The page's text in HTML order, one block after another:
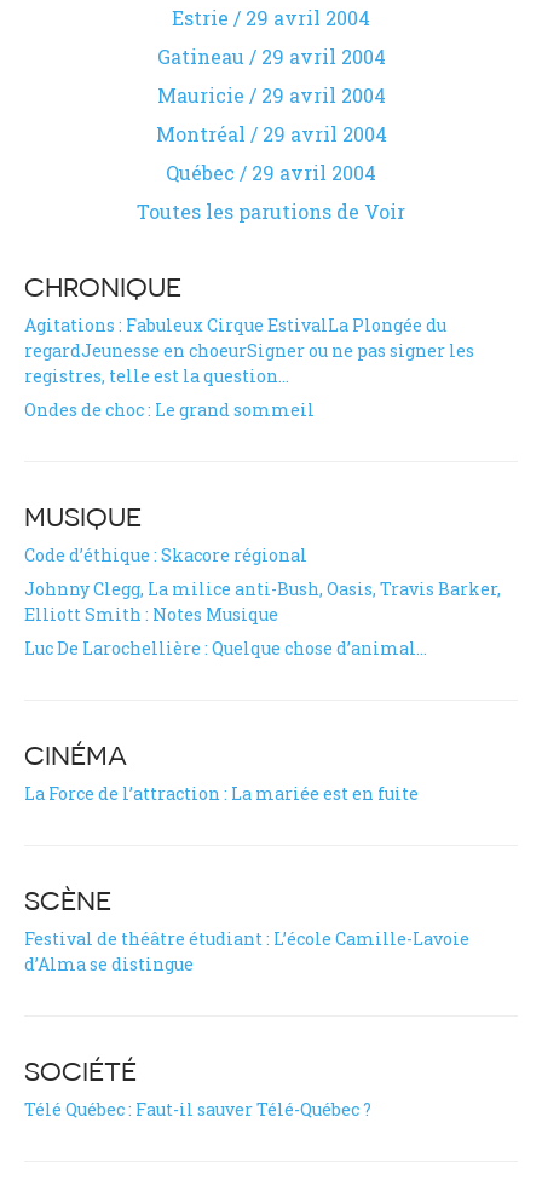
Estrie / 29 avril 2004
Gatineau / 29 avril 2004
Mauricie / 29 avril 2004
Montréal / 29 avril 2004
Québec / 29 avril 2004
Toutes les parutions de Voir
CHRONIQUE
Agitations : Fabuleux Cirque EstivalLa Plongée du
regardJeunesse en choeurSigner ou ne pas signer les
registres, telle est la question…
Ondes de choc : Le grand sommeil
MUSIQUE
Code d’éthique : Skacore régional
Johnny Clegg, La milice anti-Bush, Oasis, Travis Barker,
Elliott Smith : Notes Musique
Luc De Larochellière : Quelque chose d’animal…
CINÉMA
La Force de l’attraction : La mariée est en fuite
SCÈNE
Festival de théâtre étudiant : L’école Camille-Lavoie
d’Alma se distingue
SOCIÉTÉ
Télé Québec : Faut-il sauver Télé-Québec ?